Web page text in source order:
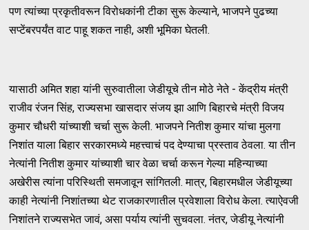
पण त्यांच्या प्रकृतीवरून विरोधकांनी टीका सुरू केल्याने, भाजपने पुढच्या
सप्टेंबरपर्यंत वाट पाहू शकत नाही, अशी भूमिका घेतली.
यासाठी अमित शहा यांनी सुरुवातीला जेडीयूचे तीन मोठे नेते - केंद्रीय मंत्री
राजीव रंजन सिंह, राज्यसभा खासदार संजय झा आणि बिहारचे मंत्री विजय
कुमार चौधरी यांच्याशी चर्चा सुरू केली. भाजपने नितीश कुमार यांचा मुलगा
निशांत याला बिहार सरकारमध्ये महत्त्वाचं पद देण्याचा प्रस्ताव ठेवला. या तीन
नेत्यांनी नितीश कुमार यांच्याशी चार वेळा चर्चा करून गेल्या महिन्याच्या
अखेरीस त्यांना परिस्थिती समजावून सांगितली. मात्र, बिहारमधील जेडीयूच्या
काही नेत्यांनी निशांतच्या थेट राजकारणातील प्रवेशाला विरोध केला. त्याऐवजी
निशांतने राज्यसभेत जावं, असा पर्याय त्यांनी सुचवला. नंतर, जेडीयू नेत्यांनी